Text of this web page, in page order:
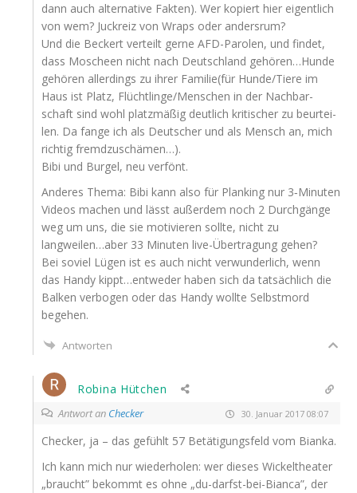
dann auch alter­na­ti­ve Fak­ten). Wer kopiert hier eigent­lich
von wem? Juck­reiz von Wraps oder andersrum?
Und die Beckert ver­teilt ger­ne AFD-Paro­len, und fin­det,
dass Moscheen nicht nach Deutsch­land gehören…Hunde
gehö­ren aller­dings zu ihrer Familie(für Hunde/Tiere im
Haus ist Platz, Flüchtlinge/Menschen in der Nach­bar­
schaft sind wohl platz­mä­ßig deut­lich kri­ti­scher zu beur­tei­
len. Da fan­ge ich als Deut­scher und als Mensch an, mich
rich­tig fremdzuschämen…).
Bibi und Bur­gel, neu verfönt.
Ande­res The­ma: Bibi kann also für Plan­king nur 3‑Minuten
Vide­os machen und lässt außer­dem noch 2 Durch­gän­ge
weg um uns, die sie moti­vie­ren soll­te, nicht zu
langweilen…aber 33 Minu­ten live-Über­tra­gung gehen?
Bei soviel Lügen ist es auch nicht ver­wun­der­lich, wenn
das Han­dy kippt…entweder haben sich da tat­säch­lich die
Bal­ken ver­bo­gen oder das Han­dy woll­te Selbst­mord
begehen.
Antworten
Robina Hütchen
Antwort an Checker 30. Januar 2017 08:07
Che­cker, ja – das gefühlt 57 Betä­ti­gungs­feld vom Bianka.
Ich kann mich nur wie­der­ho­len: wer die­ses Wickel­thea­ter
„braucht” bekommt es ohne „du-darfst-bei-Bian­ca”, der